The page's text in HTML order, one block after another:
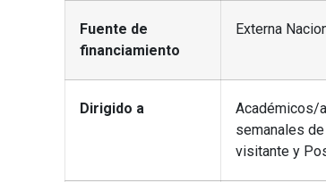
Fuente de
financiamiento
Externa
Dirigido a
Académicos/
semanales
visitante y